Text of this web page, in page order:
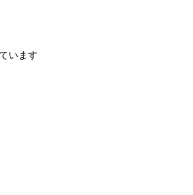
います